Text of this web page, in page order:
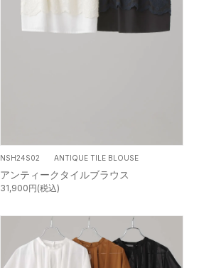
NSH24S02 ANTIQUE TILE BLOUSE
アンティークタイルブラウス
31,900円(税込)